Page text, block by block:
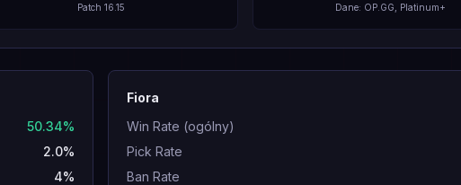
Patch 16.15 Dane: OP.GG, Platinum+
50.34%
2.0%
4%
Fiora
Win Rate (ogólny)
Pick Rate
Ban Rate